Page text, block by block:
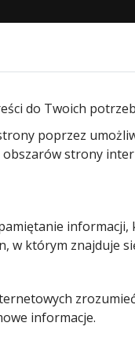
do bramy
Zamek
uchylnej
do Twoich
poprzez
strony
w którym znajduje
informacje.